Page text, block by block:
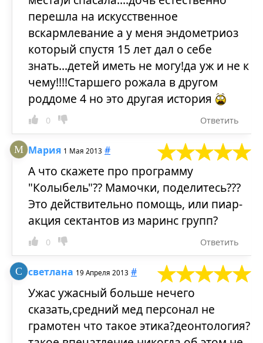
перешла на искусственное
вскармлевание а у меня эндометриоз
который спустя 15 лет дал о себе
знать...детей иметь не могу!да уж и не к
чему!!!!Старшего рожала в другом
роддоме 4 но это другая история
0 Ответить
Мария 1 Мая 2013 #
А что скажете про программу
"Колыбель"?? Мамочки, поделитесь???
Это действительно помощь, или пиар-
акция сектантов из маринс групп?
0 Ответить
светлана 19 Апреля 2013 #
Ужас ужасный больше нечего
сказать,средний мед персонал не
грамотен что такое этика?деонтология?